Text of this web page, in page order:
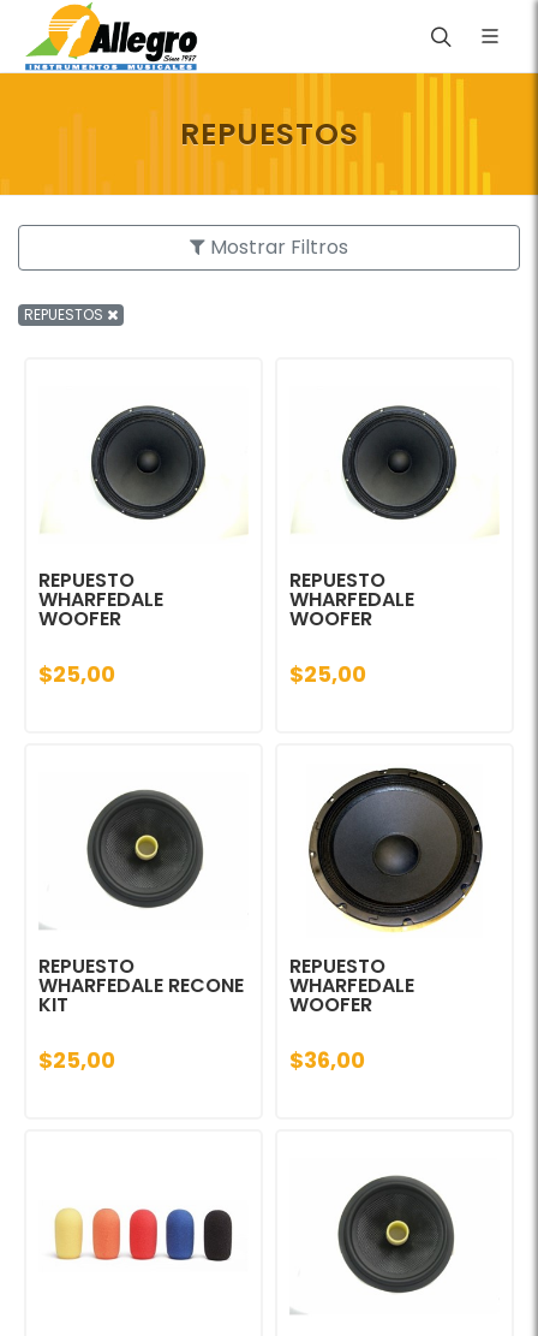
REPUESTOS
Mostrar Filtros
REPUESTOS
REPUESTO
WHARFEDALE
WOOFER
$25,00
REPUESTO
WHARFEDALE
WOOFER
$25,00
REPUESTO
WHARFEDALE RECONE
KIT
$25,00
REPUESTO
WHARFEDALE
WOOFER
$36,00